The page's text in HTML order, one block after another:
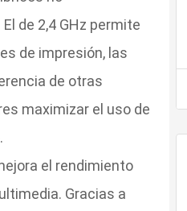
de 2,4 GHz permite
de impresión, las
de otras
maximizar el uso de
el rendimiento
Gracias a